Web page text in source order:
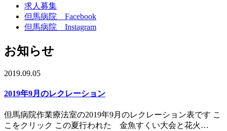
求人募集
但馬病院 Facebook
但馬病院 Instagram
お知らせ
2019.09.05
2019年9月のレクレーション
但馬病院作業療法室の2019年9月のレクレーション表です こ
こをクリック この夏行われた 金魚すくい大会と花火…